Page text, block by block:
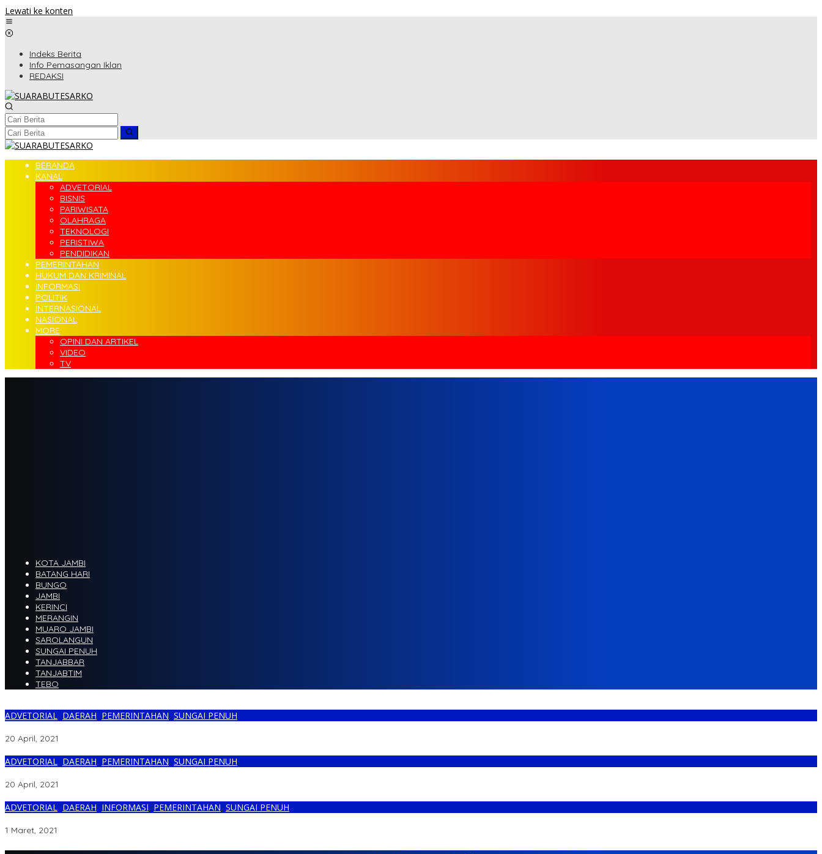
Lewati ke konten
Indeks Berita
Info Pemasangan Iklan
REDAKSI
BERANDA
KANAL
ADVETORIAL
BISNIS
PARIWISATA
OLAHRAGA
TEKNOLOGI
PERISTIWA
PENDIDIKAN
PEMERINTAHAN
HUKUM DAN KRIMINAL
INFORMASI
POLITIK
INTERNASIONAL
NASIONAL
MORE
OPINI DAN ARTIKEL
VIDEO
TV
KOTA JAMBI
BATANG HARI
BUNGO
JAMBI
KERINCI
MERANGIN
MUARO JAMBI
SAROLANGUN
SUNGAI PENUH
TANJABBAR
TANJABTIM
TEBO
ADVETORIAL, DAERAH, PEMERINTAHAN, SUNGAI PENUH
20 April, 2021
ADVETORIAL, DAERAH, PEMERINTAHAN, SUNGAI PENUH
20 April, 2021
ADVETORIAL, DAERAH, INFORMASI, PEMERINTAHAN, SUNGAI PENUH
1 Maret, 2021